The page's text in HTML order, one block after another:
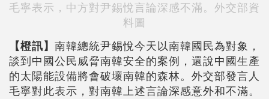
毛寧表示，中方對尹錫悅言論深感不滿。外交部資
料圖
【橙訊】 南韓總統尹錫悅今天以南韓國民為對象，
談到中國公民威脅南韓安全的案例，還說中國生產
的太陽能設備將會破壞南韓的森林。外交部發言人
毛寧對此表示，對南韓上述言論深感意外和不滿。